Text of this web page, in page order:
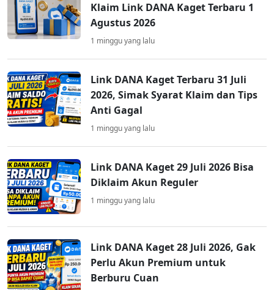
Klaim Link DANA Kaget Terbaru 1
Agustus 2026
1 minggu yang lalu
Link DANA Kaget Terbaru 31 Juli
2026, Simak Syarat Klaim dan Tips
Anti Gagal
1 minggu yang lalu
Link DANA Kaget 29 Juli 2026 Bisa
Diklaim Akun Reguler
1 minggu yang lalu
Link DANA Kaget 28 Juli 2026, Gak
Perlu Akun Premium untuk
Berburu Cuan